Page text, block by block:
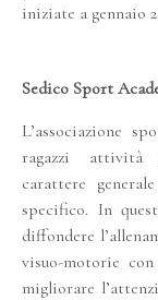
iniziate a gennaio
Sedico Sport
L’associazione
ragazzi
carattere
specifico. In
diffondere
visuo-motorie
migliorare